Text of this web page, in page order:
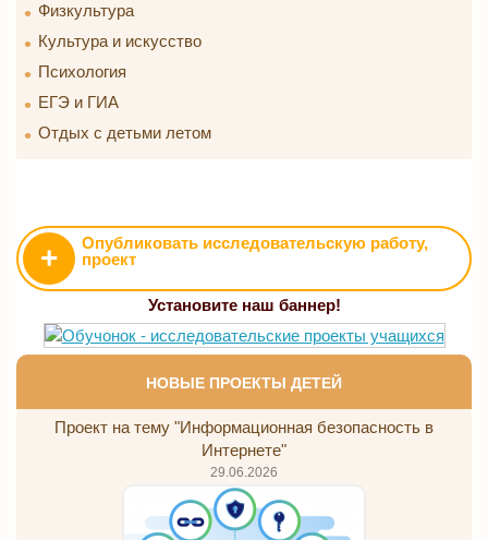
Физкультура
Культура и искусство
Психология
ЕГЭ и ГИА
Отдых с детьми летом
+
Опубликовать исследовательскую работу,
проект
Установите наш баннер!
НОВЫЕ ПРОЕКТЫ ДЕТЕЙ
Проект на тему "Информационная безопасность в
Интернете"
29.06.2026